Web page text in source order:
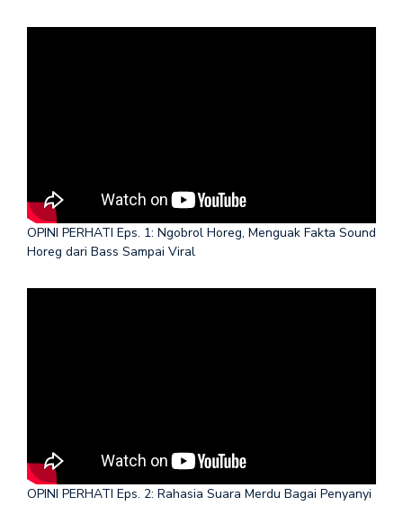
OPINI PERHATI Eps. 1: Ngobrol Horeg, Menguak Fakta Sound
Horeg dari Bass Sampai Viral
OPINI PERHATI Eps. 2: Rahasia Suara Merdu Bagai Penyanyi